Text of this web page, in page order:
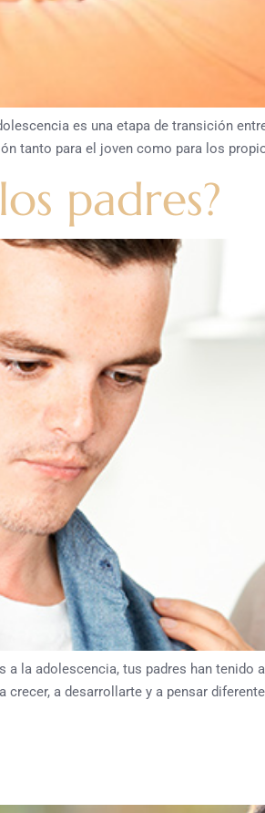
es una etapa de transición
tanto para el joven como para los
padres?
a la adolescencia, tus padres han
a desarrollarte y a pensar